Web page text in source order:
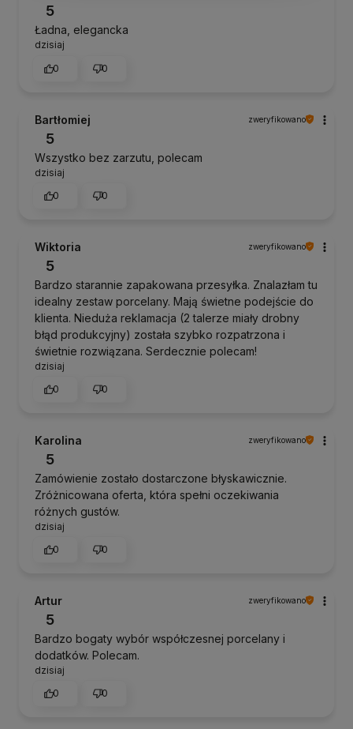
5
Ładna, elegancka
dzisiaj
0
0
Bartłomiej zweryfikowano
5
Wszystko bez zarzutu, polecam
dzisiaj
0
0
Wiktoria zweryfikowano
5
Bardzo starannie zapakowana przesyłka. Znalazłam tu
idealny zestaw porcelany. Mają świetne podejście do
klienta. Nieduża reklamacja (2 talerze miały drobny
błąd produkcyjny) została szybko rozpatrzona i
świetnie rozwiązana. Serdecznie polecam!
dzisiaj
0
0
Karolina zweryfikowano
5
Zamówienie zostało dostarczone błyskawicznie.
Zróżnicowana oferta, która spełni oczekiwania
różnych gustów.
dzisiaj
0
0
Artur zweryfikowano
5
Bardzo bogaty wybór współczesnej porcelany i
dodatków. Polecam.
dzisiaj
0
0